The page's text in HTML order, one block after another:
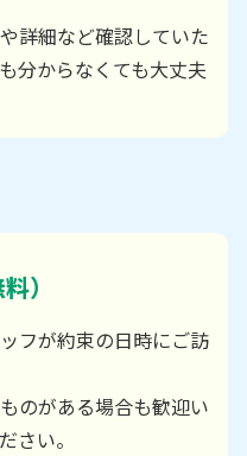
詳細など確認していた
分からなくても大丈夫
）
フが約束の日時にご訪
のがある場合も歓迎い
さい。